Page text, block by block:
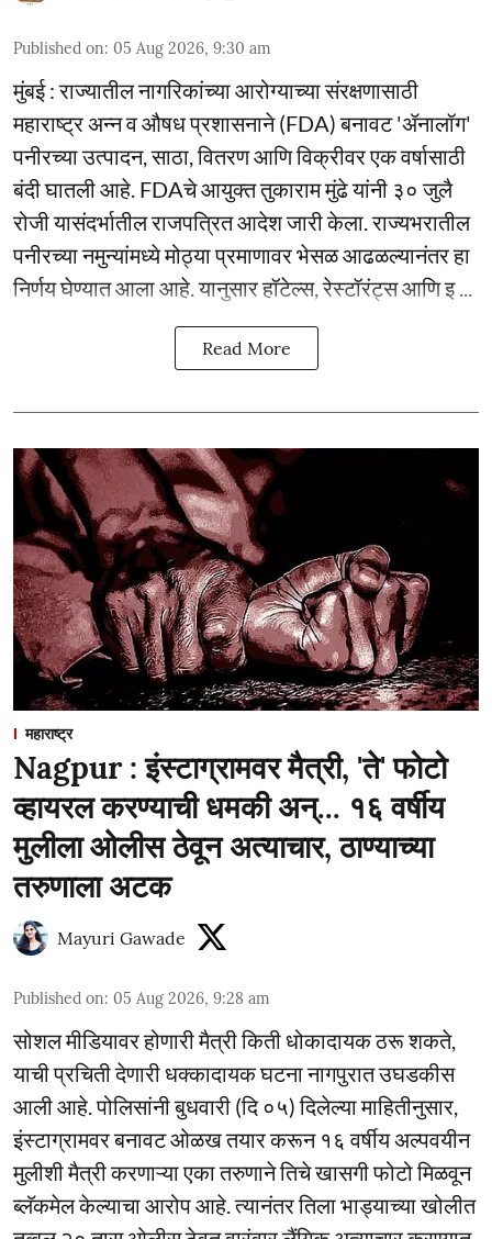
Published on: 05 Aug 2026, 9:30 am
मुंबई : राज्यातील नागरिकांच्या आरोग्याच्या संरक्षणासाठी
महाराष्ट्र अन्न व औषध प्रशासनाने (FDA) बनावट 'ॲनालॉग'
पनीरच्या उत्पादन, साठा, वितरण आणि विक्रीवर एक वर्षासाठी
बंदी घातली आहे. FDAचे आयुक्त तुकाराम मुंढे यांनी ३० जुलै
रोजी यासंदर्भातील राजपत्रित आदेश जारी केला. राज्यभरातील
पनीरच्या नमुन्यांमध्ये मोठ्या प्रमाणावर भेसळ आढळल्यानंतर हा
निर्णय घेण्यात आला आहे. यानुसार हॉटेल्स, रेस्टॉरंट्स आणि इ ...
Read More
महाराष्ट्र
Nagpur : इंस्टाग्रामवर मैत्री, 'ते' फोटो
व्हायरल करण्याची धमकी अन्... १६ वर्षीय
मुलीला ओलीस ठेवून अत्याचार, ठाण्याच्या
तरुणाला अटक
Mayuri Gawade
Published on: 05 Aug 2026, 9:28 am
सोशल मीडियावर होणारी मैत्री किती धोकादायक ठरू शकते,
याची प्रचिती देणारी धक्कादायक घटना नागपुरात उघडकीस
आली आहे. पोलिसांनी बुधवारी (दि ०५) दिलेल्या माहितीनुसार,
इंस्टाग्रामवर बनावट ओळख तयार करून १६ वर्षीय अल्पवयीन
मुलीशी मैत्री करणाऱ्या एका तरुणाने तिचे खासगी फोटो मिळवून
ब्लॅकमेल केल्याचा आरोप आहे. त्यानंतर तिला भाड्याच्या खोलीत